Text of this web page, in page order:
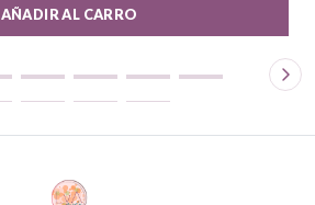
AÑADIR AL CARRO